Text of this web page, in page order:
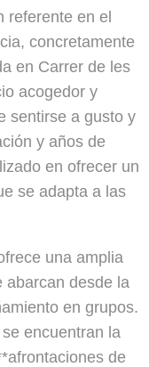
referente en el
concretamente
en Carrer de les
acogedor y
sentirse a gusto y
y años de
en ofrecer un
se adapta a las
una amplia
abarcan desde la
en grupos.
encuentran la
de